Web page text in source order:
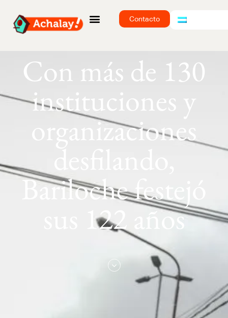
Contacto
Con más de 130
instituciones y
organizaciones
Bariloche festejó
sus 122 años